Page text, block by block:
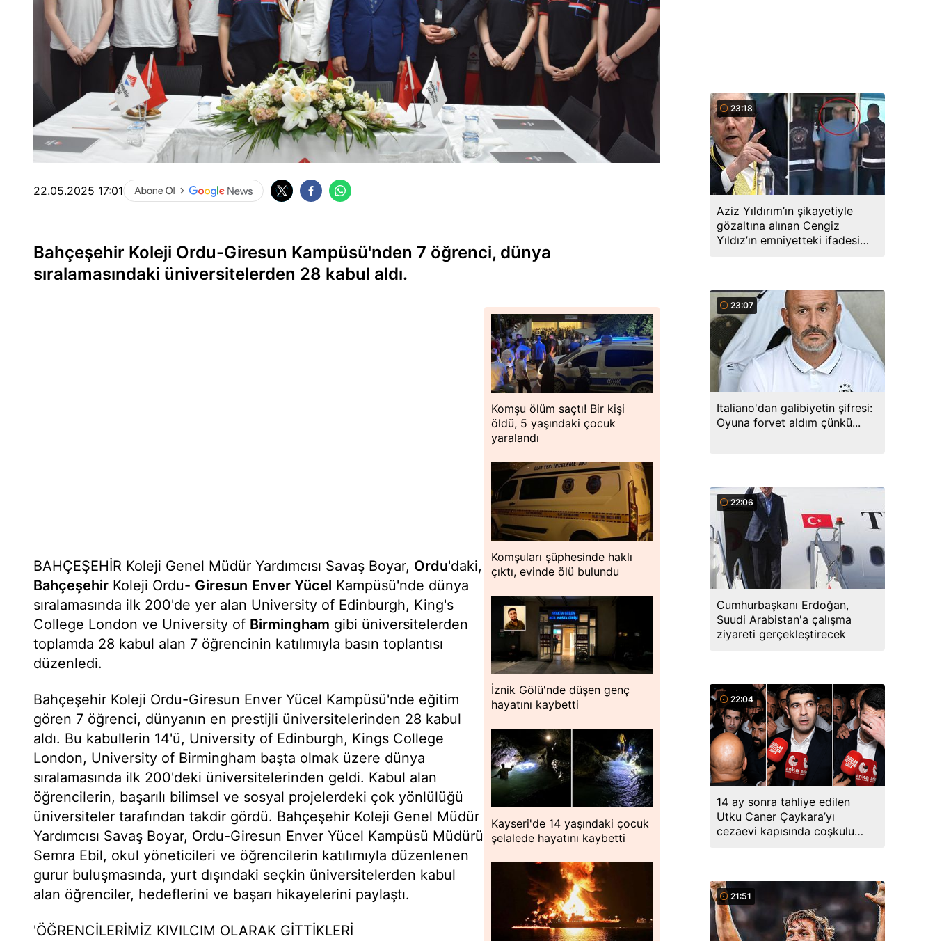
22.05.2025 17:01
Bahçeşehir Koleji Ordu-Giresun Kampüsü'nden 7 öğrenci, dünya
sıralamasındaki üniversitelerden 28 kabul aldı.
BAHÇEŞEHİR Koleji Genel Müdür Yardımcısı Savaş Boyar, Ordu'daki,
Bahçeşehir Koleji Ordu- Giresun Enver Yücel Kampüsü'nde dünya
sıralamasında ilk 200'de yer alan University of Edinburgh, King's
College London ve University of Birmingham gibi üniversitelerden
toplamda 28 kabul alan 7 öğrencinin katılımıyla basın toplantısı
düzenledi.
Bahçeşehir Koleji Ordu-Giresun Enver Yücel Kampüsü'nde eğitim
gören 7 öğrenci, dünyanın en prestijli üniversitelerinden 28 kabul
aldı. Bu kabullerin 14'ü, University of Edinburgh, Kings College
London, University of Birmingham başta olmak üzere dünya
sıralamasında ilk 200'deki üniversitelerinden geldi. Kabul alan
öğrencilerin, başarılı bilimsel ve sosyal projelerdeki çok yönlülüğü
üniversiteler tarafından takdir gördü. Bahçeşehir Koleji Genel Müdür
Yardımcısı Savaş Boyar, Ordu-Giresun Enver Yücel Kampüsü Müdürü
Semra Ebil, okul yöneticileri ve öğrencilerin katılımıyla düzenlenen
gurur buluşmasında, yurt dışındaki seçkin üniversitelerden kabul
alan öğrenciler, hedeflerini ve başarı hikayelerini paylaştı.
'ÖĞRENCİLERİMİZ KIVILCIM OLARAK GİTTİKLERİ
Komşu ölüm saçtı! Bir kişi
öldü, 5 yaşındaki çocuk
yaralandı
Komşuları şüphesinde haklı
çıktı, evinde ölü bulundu
İznik Gölü'nde düşen genç
hayatını kaybetti
Kayseri'de 14 yaşındaki çocuk
şelalede hayatını kaybetti
23:18
Aziz Yıldırım’ın şikayetiyle
gözaltına alınan Cengiz
Yıldız’ın emniyetteki ifadesi
23:07
Italiano'dan galibiyetin şifresi:
Oyuna forvet aldım çünkü...
22:06
Cumhurbaşkanı Erdoğan,
Suudi Arabistan'a çalışma
ziyareti gerçekleştirecek
22:04
14 ay sonra tahliye edilen
Utku Caner Çaykara’yı
cezaevi kapısında coşkulu
21:51